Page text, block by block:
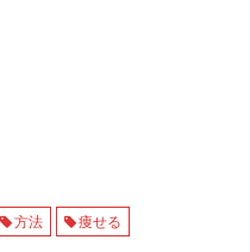
方法
痩せる